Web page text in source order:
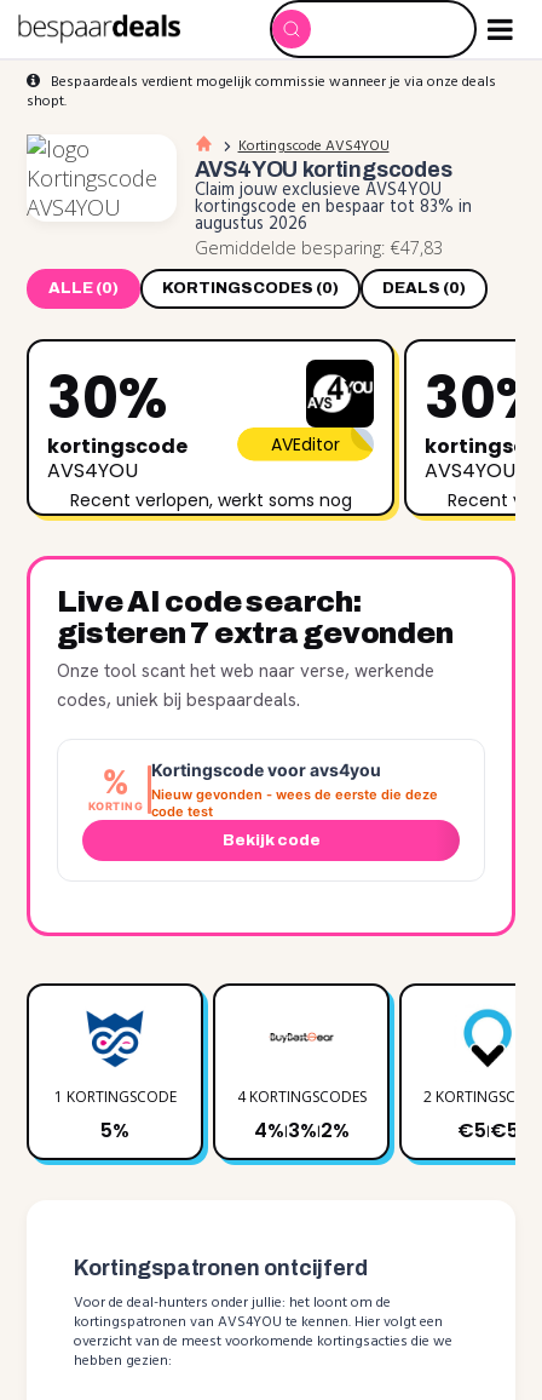
Bespaardeals verdient mogelijk commissie wanneer je via onze deals
shopt.
Kortingscode AVS4YOU
AVS4YOU kortingscodes
Claim jouw exclusieve AVS4YOU
kortingscode en bespaar tot 83% in
augustus 2026
Gemiddelde besparing: €47,83
ALLE (0) KORTINGSCODES (0) DEALS (0)
30%
kortingscode
AVS4YOU
AVEditor
Recent verlopen, werkt soms nog
AVS4YOU
Recent
Live AI code search:
gisteren 7 extra gevonden
Onze tool scant het web naar verse, werkende
codes, uniek bij bespaardeals.
%
KORTING
Kortingscode voor avs4you
Nieuw gevonden - wees de eerste die deze
code test
Bekijk code
1 KORTINGSCODE
5%
4 KORTINGSCODES
4%|3%|2%
2
€5|€5
Kortingspatronen ontcijferd
Voor de deal-hunters onder jullie: het loont om de
kortingspatronen van AVS4YOU te kennen. Hier volgt een
overzicht van de meest voorkomende kortingsacties die we
hebben gezien: